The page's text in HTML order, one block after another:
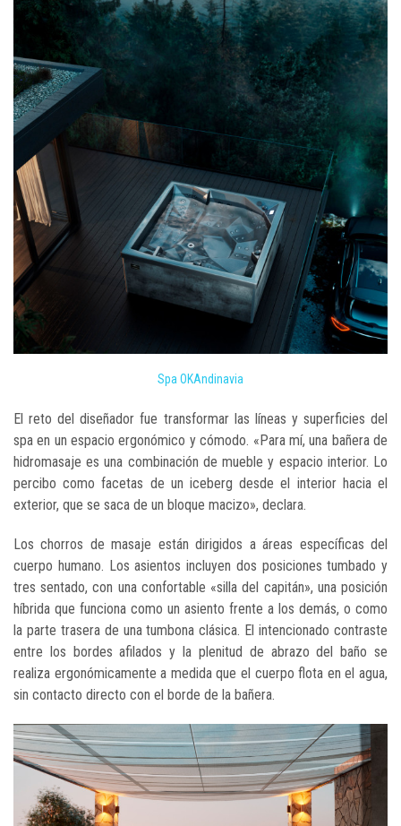
Spa OKAndinavia
El reto del diseñador fue transformar las líneas y superficies del
spa en un espacio ergonómico y cómodo. «Para mí, una bañera de
hidromasaje es una combinación de mueble y espacio interior. Lo
percibo como facetas de un iceberg desde el interior hacia el
exterior, que se saca de un bloque macizo», declara.
Los chorros de masaje están dirigidos a áreas específicas del
cuerpo humano. Los asientos incluyen dos posiciones tumbado y
tres sentado, con una confortable «silla del capitán», una posición
híbrida que funciona como un asiento frente a los demás, o como
la parte trasera de una tumbona clásica. El intencionado contraste
entre los bordes afilados y la plenitud de abrazo del baño se
realiza ergonómicamente a medida que el cuerpo flota en el agua,
sin contacto directo con el borde de la bañera.